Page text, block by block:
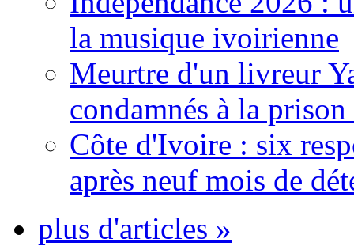
la musique ivoirienne
Meurtre d'un livreur
condamnés à la
Côte d'Ivoire : six
après neuf mois de
plus d'articles »